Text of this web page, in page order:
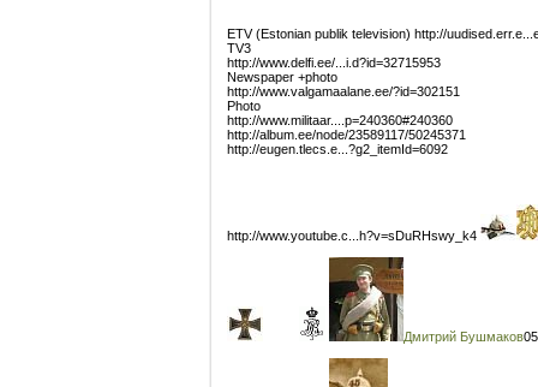
ETV (Estonian publik television) http://
TV3
http://www.delfi.ee/...i.d?id=32715953
Newspaper +photo
http://www.valgamaalane.ee/?id=302151
Photo
http://www.militaar....p=240360#240360
http://album.ee/node/23589117/50245371
http://eugen.tlecs.e...?g2_itemId=6092
http://www.youtube.c...h?v=sDuRHswy_k4
Дмитрий Бушмаков